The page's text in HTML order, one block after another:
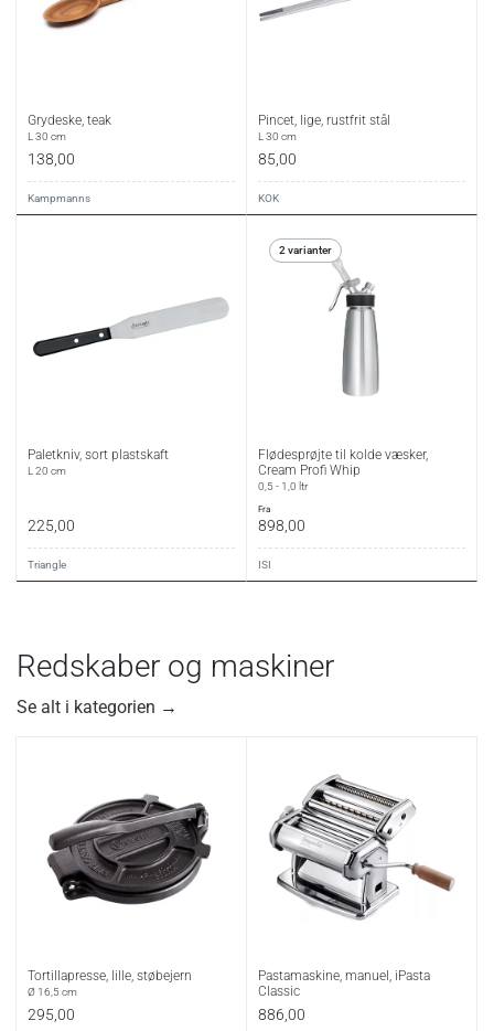
Grydeske, teak
L 30 cm
138,00
Kampmanns
Pincet, lige, rustfrit stål
L 30 cm
85,00
KOK
Paletkniv, sort plastskaft
L 20 cm
225,00
Triangle
2 varianter
Flødesprøjte til kolde væsker,
Cream Profi Whip
0,5 - 1,0 ltr
fra
898,00
ISI
Redskaber og maskiner
Se alt i kategorien →
Tortillapresse, lille, støbejern
Ø 16,5 cm
295,00
Pastamaskine, manuel, iPasta
Classic
886,00